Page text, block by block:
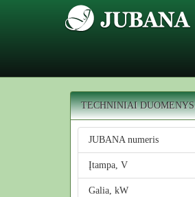
TECHNINIAI DUOMENYS
JUBANA numeris
Įtampa, V
Galia, kW